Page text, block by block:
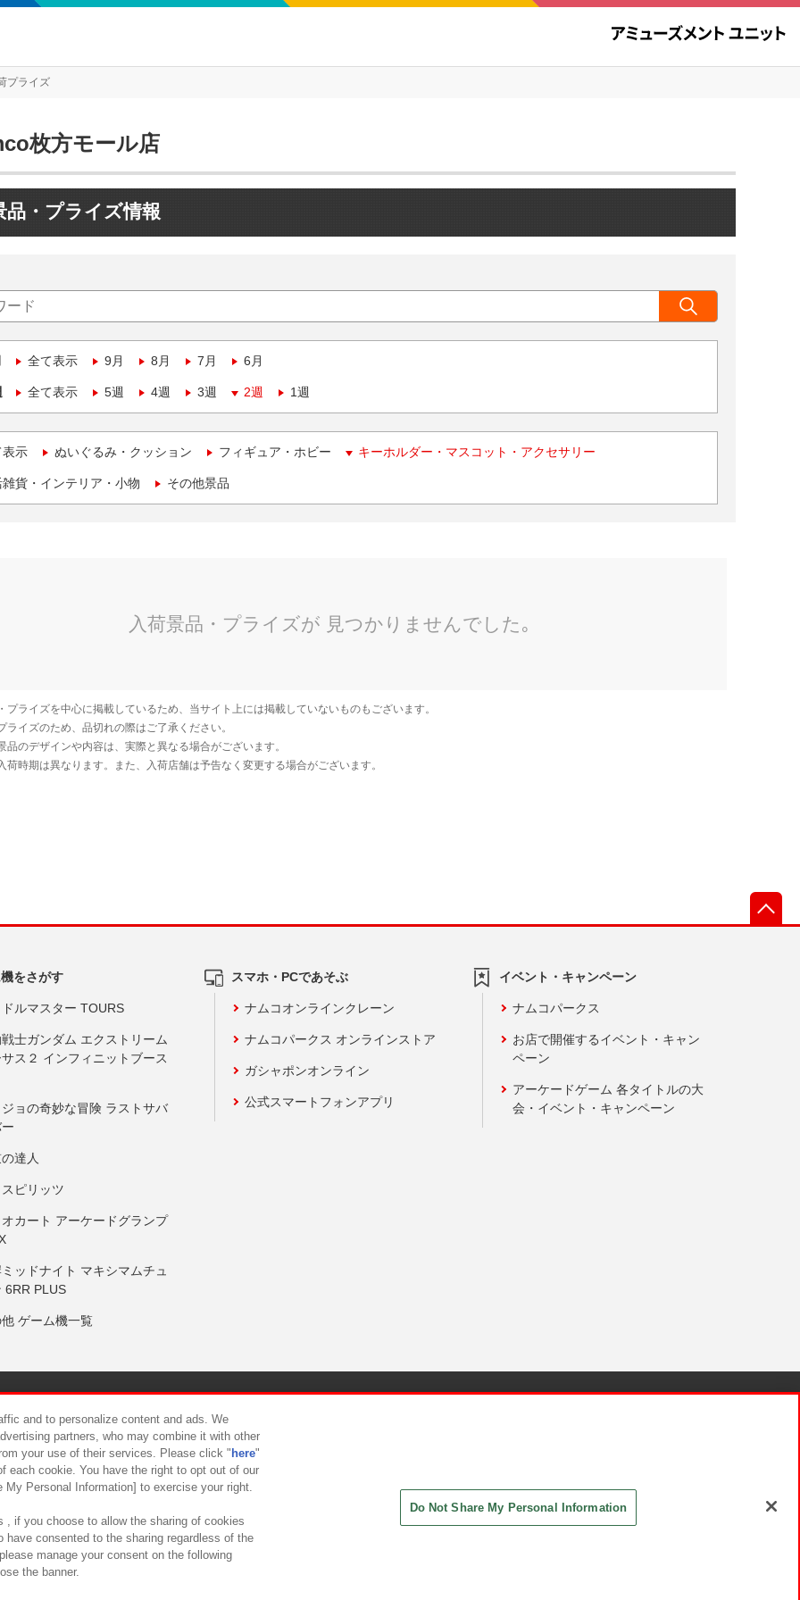
プライズ
枚方モール店
品・プライズ情報
全て表示 9月 8月 7月 6月
全て表示 5週 4週 3週 2週 1週
表示 ぬいぐるみ・クッション フィギュア・ホビー キーホルダー・マスコット・アクセサリー
貨・インテリア・小物 その他景品
をさがす
ルマスター TOURS
士ガンダム エクストリーム
ス２ インフィニットブース
ョの奇妙な冒険 ラストサバ
達人
ピリッツ
カート アーケードグランプ
ッドナイト マキシマムチュ
6RR PLUS
ゲーム機一覧
スマホ・PCであそぶ
ナムコオンラインクレーン
ナムコパークス オンラインストア
ガシャポンオンライン
公式スマートフォンアプリ
イベント・キャンペーン
ナムコパークス
お店で開催するイベント・キャン
ペーン
アーケードゲーム 各タイトルの大
会・イベント・キャンペーン
について カスタマーハラスメント対応方針
and to personalize content and ads. We
partners, who may combine it with other
your use of their services. Please click " here"
each cookie. You have the right to opt out of our
Personal Information] to exercise your right.
, if you choose to allow the sharing of cookies
have consented to the sharing regardless of the
manage your consent on the following
the banner.
Do Not Share My Personal Information